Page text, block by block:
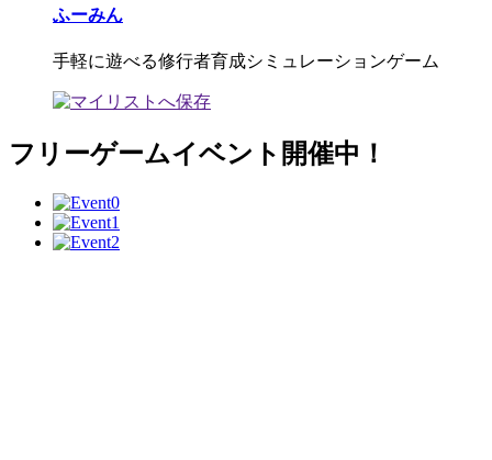
ふーみん
手軽に遊べる修行者育成シミュレーションゲーム
フリーゲームイベント開催中！